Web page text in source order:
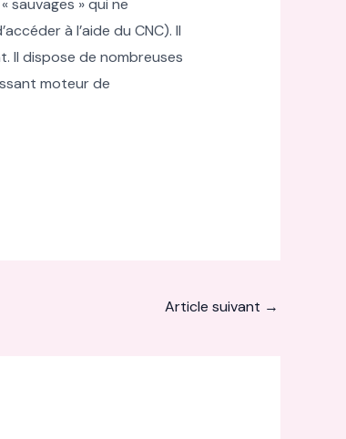
» qui ne
à l’aide du CNC). Il
Il dispose de nombreuses
moteur de
Article suivant →